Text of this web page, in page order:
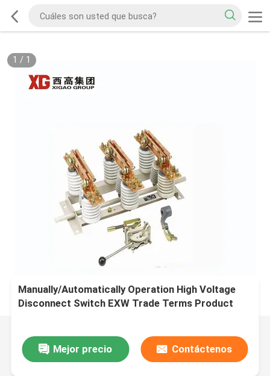
1 / 1
Manually/Automatically Operation High Voltage
Disconnect Switch EXW Trade Terms Product
Mejor precio Contáctenos